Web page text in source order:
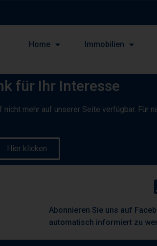
Home Immobilien
für Ihr Interesse
mehr auf unserer Seite verfügbar. Für
Hier klicken
Abonnieren Sie uns auf
automatisch informiert zu